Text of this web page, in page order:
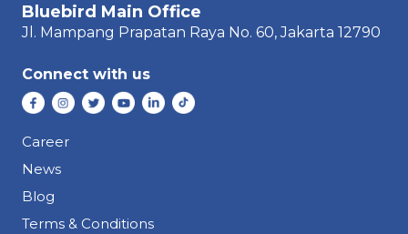
Bluebird Main Office
Jl. Mampang Prapatan Raya No. 60,Jakarta 12790
Connect with us
Career
News
Blog
Terms & Conditions